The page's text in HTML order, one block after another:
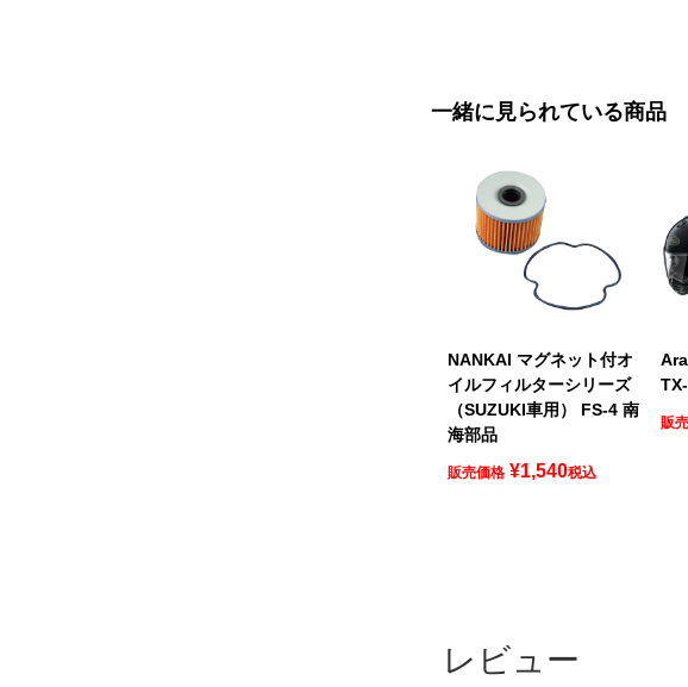
一緒に見られている商品
NANKAI マグネット付オ
イルフィルターシリーズ
（SUZUKI車用） FS-4 南
海部品
販売価格 ¥1,540税込
販
レビュー